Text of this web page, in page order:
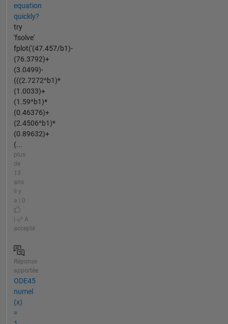
equation
quickly?
try
'fsolve'
fplot('(47.457/b1)-
(76.3792)+
(3.0499)-
(((2.7272^b1)*
(1.0033)+
(1.59^b1)*
(0.46376)+
(2.4506^b1)*
(0.89632)+
(...
plus
de
13
ans
il y
a | 0
A
accepté
Réponse
apportée
ODE45
numel
(x)
=